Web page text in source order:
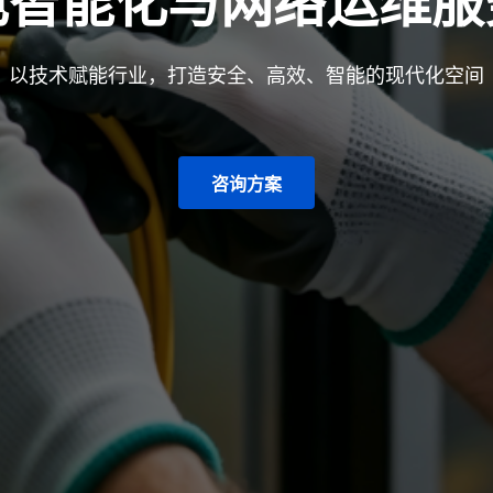
以技术赋能行业，打造安全、高效、智能的现代化空间
咨询方案